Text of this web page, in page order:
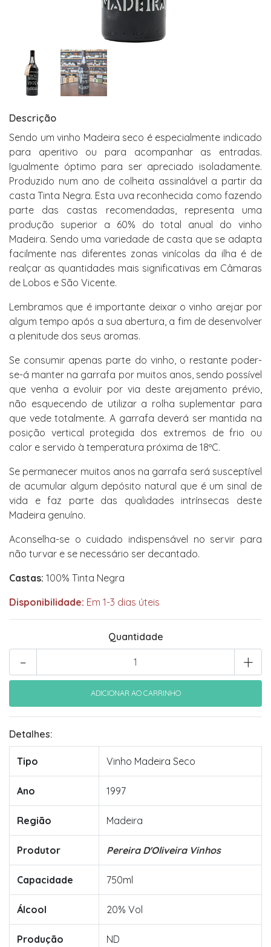
Descrição
Sendo um vinho Madeira seco é especialmente indicado
para aperitivo ou para acompanhar as entradas.
Igualmente óptimo para ser apreciado isoladamente.
Produzido num ano de colheita assinalável a partir da
casta Tinta Negra. Esta uva reconhecida como fazendo
parte das castas recomendadas, representa uma
produção superior a 60% do total anual do vinho
Madeira. Sendo uma variedade de casta que se adapta
facilmente nas diferentes zonas vinícolas da ilha é de
realçar as quantidades mais significativas em Câmaras
de Lobos e São Vicente.
Lembramos que é importante deixar o vinho arejar por
algum tempo após a sua abertura, a fim de desenvolver
a plenitude dos seus aromas.
Se consumir apenas parte do vinho, o restante poder-
se-á manter na garrafa por muitos anos, sendo possível
que venha a evoluir por via deste arejamento prévio,
não esquecendo de utilizar a rolha suplementar para
que vede totalmente. A garrafa deverá ser mantida na
posição vertical protegida dos extremos de frio ou
calor e servido à temperatura próxima de 18ºC.
Se permanecer muitos anos na garrafa será susceptível
de acumular algum depósito natural que é um sinal de
vida e faz parte das qualidades intrínsecas deste
Madeira genuíno.
Aconselha-se o cuidado indispensável no servir para
não turvar e se necessário ser decantado.
Castas: 100% Tinta Negra
Disponibilidade: Em 1-3 dias úteis
Quantidade
+
-
Detalhes:
Tipo Vinho Madeira Seco
Ano 1997
Região Madeira
Produtor Pereira D'Oliveira Vinhos
Capacidade 750ml
Álcool 20% Vol
Produção ND